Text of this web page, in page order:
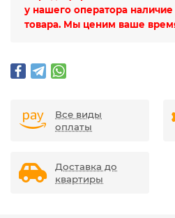
у нашего оператора
товара. Мы ценим ваше
Все виды
оплаты
Доставка до
квартиры